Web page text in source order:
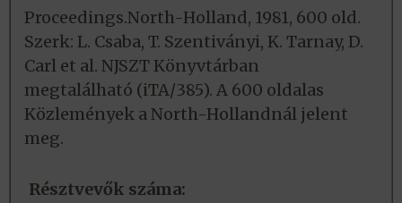
Proceedings.North-Holland, 1981, 600 old.
Szerk: L. Csaba, T. Szentiványi, K. Tarnay, D.
Carl et al. NJSZT Könyvtárban
megtalálható (iTA/385). A 600 oldalas
Közlemények a North-Hollandnál jelent
meg.
Résztvevők száma: